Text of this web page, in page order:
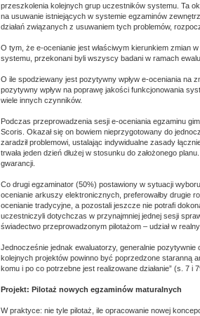
przeszkolenia kolejnych grup uczestników systemu. Ta
na usuwanie istniejących w systemie egzaminów
działań związanych z usuwaniem tych problemów,
O tym, że e-ocenianie jest właściwym kierunkiem zmian
systemu, przekonani byli wszyscy badani w ramach
O ile spodziewany jest pozytywny wpływ e-oceniania na
pozytywny wpływ na poprawę jakości funkcjonowania
wiele innych czynników.
Podczas przeprowadzenia sesji e-oceniania egzaminu
Scoris. Okazał się on bowiem nieprzygotowany do
zaradził problemowi, ustalając indywidualne zasady
trwała jeden dzień dłużej w stosunku do założonego
gwarancji.
Co drugi egzaminator (50%) postawiony w sytuacji
ocenianie arkuszy elektronicznych, preferowałby drugie
ocenianie tradycyjne, a pozostali jeszcze nie potrafi
uczestniczyli dotychczas w przynajmniej jednej sesji
świadectwo przeprowadzonym pilotażom – udział w
Jednocześnie jednak ewaluatorzy, generalnie
kolejnych projektów powinno być poprzedzone staranną
komu i po co potrzebne jest realizowane działanie” (s. 7 i
Projekt: Pilotaż nowych egzaminów maturalnych
W praktyce: nie tyle pilotaż, ile opracowanie nowej